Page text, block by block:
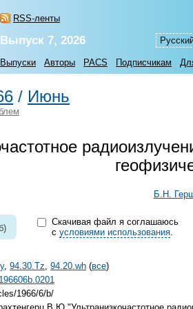
RSS-ленты
Выпуск 7, 2026
Выпуски Авторы PACS Подписчикам
/ Июнь
Б.Н.
Скачивая файл я соглашаюсь
с условиями использования.
, 94.30.Tz, 94.20.wh (все)
1966/6/b/